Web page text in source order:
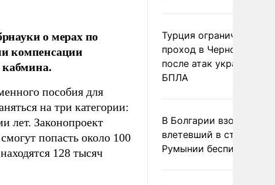
о мерах по
компенсации
кабмина.
пособия для
на три категории:
лет. Законопроект
попасть около 100
128 тысяч
Турция ограничила
проход в Черное море
после атак украинских
БПЛА
В Болгарии взорвался
влетевший в страну из
Румынии беспилотник